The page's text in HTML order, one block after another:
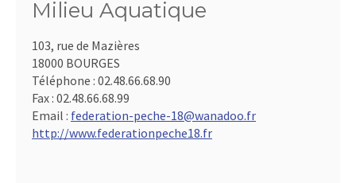
Milieu Aquatique
103, rue de Mazières
18000 BOURGES
Téléphone : 02.48.66.68.90
Fax : 02.48.66.68.99
Email : federation-peche-18@wanadoo.fr
http://www.federationpeche18.fr